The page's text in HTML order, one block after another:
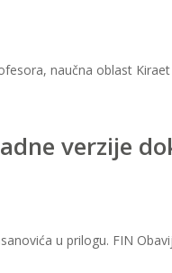
naučna oblast Kiraet
verzije
u prilogu. FIN